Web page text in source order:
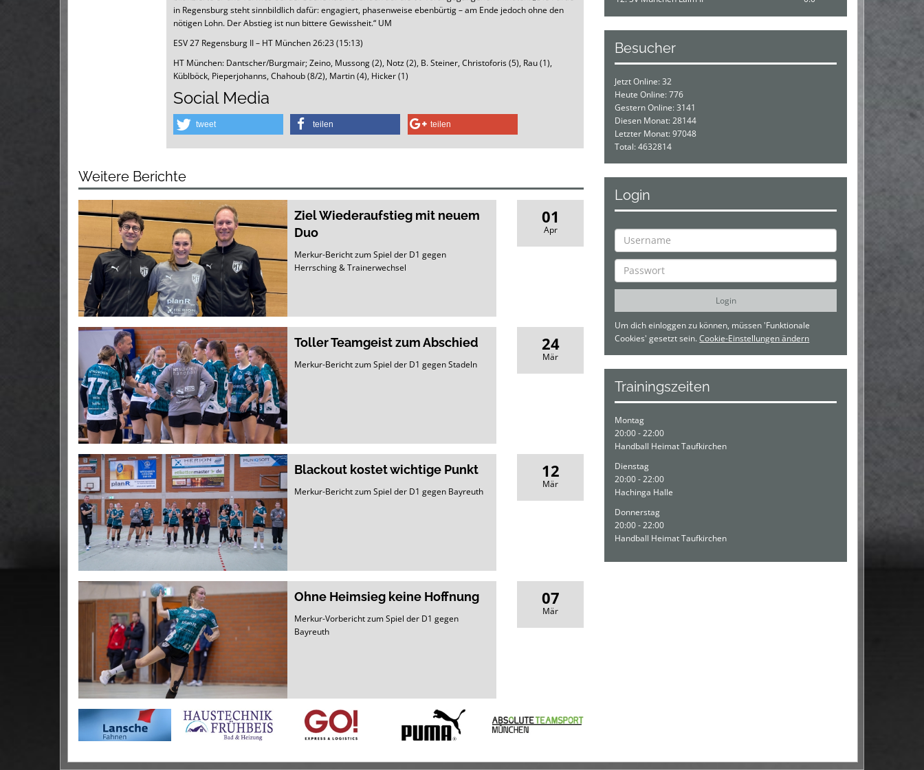
in Regensburg steht sinnbildlich dafür: engagiert, phasenweise ebenbürtig – am Ende jedoch ohne den
nötigen Lohn. Der Abstieg ist nun bittere Gewissheit.“ UM
ESV 27 Regensburg II – HT München 26:23 (15:13)
HT München: Dantscher/Burgmair; Zeino, Mussong (2), Notz (2), B. Steiner, Christoforis (5), Rau (1),
Küblböck, Pieperjohanns, Chahoub (8/2), Martin (4), Hicker (1)
Social Media
tweet teilen teilen
Weitere Berichte
Ziel Wiederaufstieg mit neuem
Duo
Merkur-Bericht zum Spiel der D1 gegen
Herrsching & Trainerwechsel
01
Apr
Toller Teamgeist zum Abschied
Merkur-Bericht zum Spiel der D1 gegen Stadeln
24
Mär
Blackout kostet wichtige Punkt
Merkur-Bericht zum Spiel der D1 gegen Bayreuth
12
Mär
Ohne Heimsieg keine Hoffnung
Merkur-Vorbericht zum Spiel der D1 gegen
Bayreuth
07
Mär
Besucher
Jetzt Online: 32
Heute Online: 776
Gestern Online: 3141
Diesen Monat: 28144
Letzter Monat: 97048
Total: 4632814
Login
Um dich einloggen zu können, müssen 'Funktionale
Cookies' gesetzt sein.Cookie-Einstellungen ändern
Trainingszeiten
Montag
20:00 - 22:00
Handball Heimat Taufkirchen
Dienstag
20:00 - 22:00
Hachinga Halle
Donnerstag
20:00 - 22:00
Handball Heimat Taufkirchen